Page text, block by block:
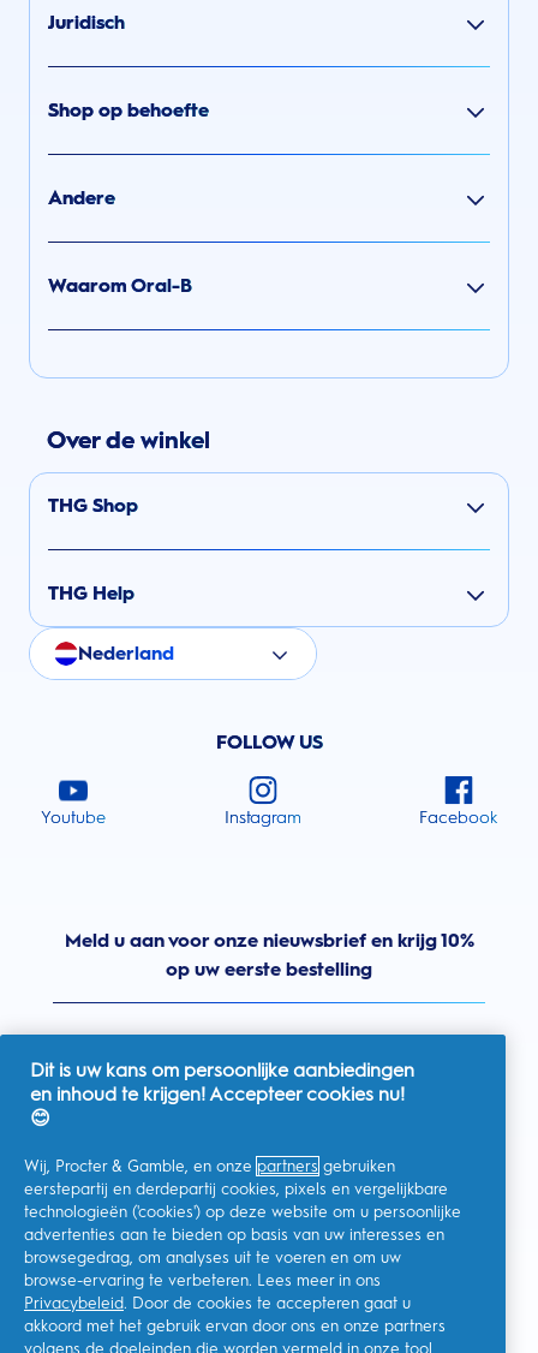
Juridisch
Shop op behoefte
Andere
Waarom Oral-B
Over de winkel
THG Shop
THG Help
Nederland
FOLLOW US
Youtube Instagram Facebook
Meld u aan voor onze nieuwsbrief en krijg 10%
op uw eerste bestelling
Ik geef toestemming voor het ontvangen van
gepersonaliseerde communicatie met betrekking tot
aanbiedingen, nieuws en andere promotionele initiatieven van
Oral-B en andere
P&G-merken
kan me op elk momentafmelden.
Procter & Gamble, als verwerkingsverantwoordelijke, zal uw
persoonlijke gegevens verwerken zodat u zich bij deze site kunt
registreren en de interactie kunt aangaan met de aangeboden
Dit is uw kans om persoonlijke aanbiedingen
en inhoud te krijgen! Accepteer cookies nu!
😊
Wij, Procter & Gamble, en onze partners gebruiken
eerstepartij en derdepartij cookies, pixels en vergelijkbare
technologieën ('cookies') op deze website om u persoonlijke
advertenties aan te bieden op basis van uw interesses en
browsegedrag, om analyses uit te voeren en om uw
browse-ervaring te verbeteren. Lees meer in ons
Privacybeleid. Door de cookies te accepteren gaat u
akkoord met het gebruik ervan door ons en onze partners
volgens de doeleinden die worden vermeld in onze tool